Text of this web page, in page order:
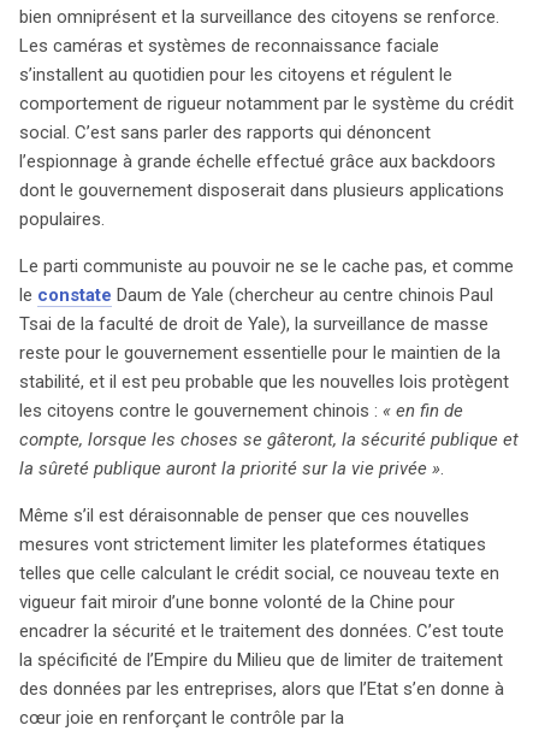
bien omniprésent et la surveillance des citoyens se renforce.
Les caméras et systèmes de reconnaissance faciale
s’installent au quotidien pour les citoyens et régulent le
comportement de rigueur notamment par le système du crédit
social. C’est sans parler des rapports qui dénoncent
l’espionnage à grande échelle effectué grâce aux backdoors
dont le gouvernement disposerait dans plusieurs applications
populaires.
Le parti communiste au pouvoir ne se le cache pas, et comme
le constate Daum de Yale (chercheur au centre chinois Paul
Tsai de la faculté de droit de Yale), la surveillance de masse
reste pour le gouvernement essentielle pour le maintien de la
stabilité, et il est peu probable que les nouvelles lois protègent
les citoyens contre le gouvernement chinois : « en fin de
compte, lorsque les choses se gâteront, la sécurité publique et
la sûreté publique auront la priorité sur la vie privée ».
Même s’il est déraisonnable de penser que ces nouvelles
mesures vont strictement limiter les plateformes étatiques
telles que celle calculant le crédit social, ce nouveau texte en
vigueur fait miroir d’une bonne volonté de la Chine pour
encadrer la sécurité et le traitement des données. C’est toute
la spécificité de l’Empire du Milieu que de limiter de traitement
des données par les entreprises, alors que l’Etat s’en donne à
cœur joie en renforçant le contrôle par la